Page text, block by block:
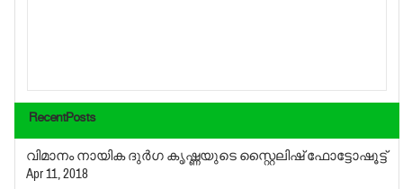
RecentPosts
വിമാനം നായിക ദുര്‍ഗ കൃഷ്ണയുടെ സ്റ്റൈലിഷ് ഫോട്ടോഷൂട്ട്
Apr 11, 2018